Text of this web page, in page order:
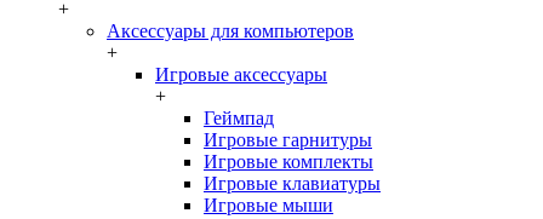
+
Аксессуары для компьютеров
+
Игровые аксессуары
+
Геймпад
Игровые гарнитуры
Игровые комплекты
Игровые клавиатуры
Игровые мыши